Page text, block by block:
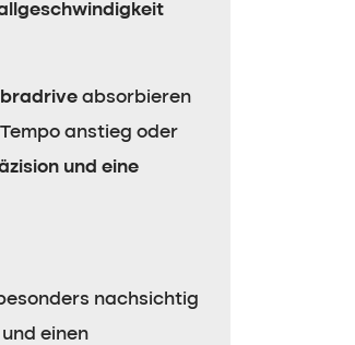
absorbieren
anstieg oder
und eine
nachsichtig
einen